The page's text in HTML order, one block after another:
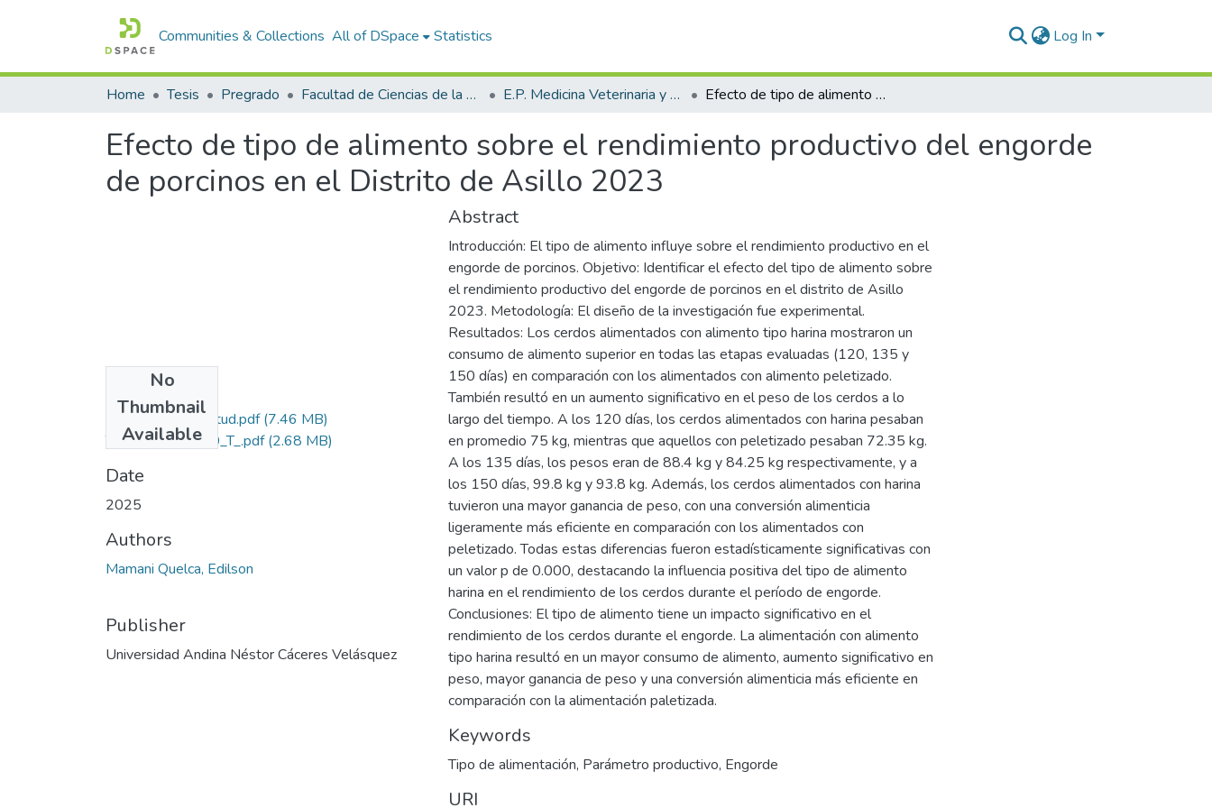
Communities & Collections All of DSpace Statistics Log In
Home Tesis Pregrado Facultad de Ciencias de la Salud E.P. Medicina Veterinaria y Zootecnia Efecto de tipo de alimento sobre el rendimiento productivo del engorde de porcinos en el Distrito de Asillo 2023
Efecto de tipo de alimento sobre el rendimiento productivo del engorde
de porcinos en el Distrito de Asillo 2023
No
Thumbnail
Available
Grado de Similitud.pdf(7.46 MB)
T036_74543830_T_.pdf(2.68 MB)
Date
2025
Authors
Mamani Quelca, Edilson
Publisher
Universidad Andina Néstor Cáceres Velásquez
Abstract
Introducción: El tipo de alimento influye sobre el rendimiento productivo en el
engorde de porcinos. Objetivo: Identificar el efecto del tipo de alimento sobre
el rendimiento productivo del engorde de porcinos en el distrito de Asillo
2023. Metodología: El diseño de la investigación fue experimental.
Resultados: Los cerdos alimentados con alimento tipo harina mostraron un
consumo de alimento superior en todas las etapas evaluadas (120, 135 y
150 días) en comparación con los alimentados con alimento peletizado.
También resultó en un aumento significativo en el peso de los cerdos a lo
largo del tiempo. A los 120 días, los cerdos alimentados con harina pesaban
en promedio 75 kg, mientras que aquellos con peletizado pesaban 72.35 kg.
A los 135 días, los pesos eran de 88.4 kg y 84.25 kg respectivamente, y a
los 150 días, 99.8 kg y 93.8 kg. Además, los cerdos alimentados con harina
tuvieron una mayor ganancia de peso, con una conversión alimenticia
ligeramente más eficiente en comparación con los alimentados con
peletizado. Todas estas diferencias fueron estadísticamente significativas con
un valor p de 0.000, destacando la influencia positiva del tipo de alimento
harina en el rendimiento de los cerdos durante el período de engorde.
Conclusiones: El tipo de alimento tiene un impacto significativo en el
rendimiento de los cerdos durante el engorde. La alimentación con alimento
tipo harina resultó en un mayor consumo de alimento, aumento significativo en
peso, mayor ganancia de peso y una conversión alimenticia más eficiente en
comparación con la alimentación paletizada.
Keywords
Tipo de alimentación, Parámetro productivo, Engorde
URI